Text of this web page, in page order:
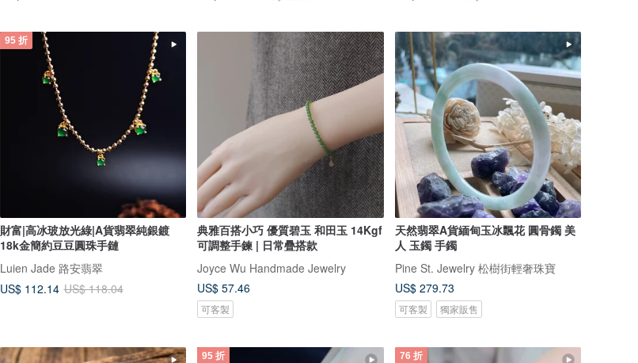
95 折
財富|高冰玻放光綠|A貨翡翠純銀鍍
18k金簡約豆豆圓珠手鏈
Luien Jade 路安翡翠
US$ 112.14 US$ 118.04
典雅百搭小巧 優質碧玉 和田玉 14Kgf
可調整手鍊 | 日常疊搭款
Joyce Wu Handmade Jewelry
US$ 57.46
可客製
天然翡翠A貨緬甸玉冰飄花 圓骨鐲 美
人 玉鐲 手鐲
Pine St. Jewelry 松樹街輕奢珠寶
US$ 279.73
可客製 獨家販售
95 折 76 折